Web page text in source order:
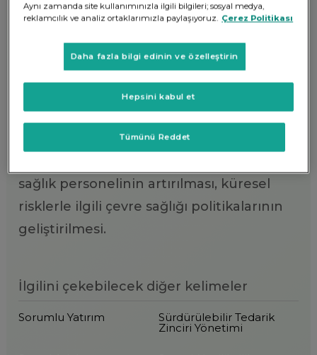
Hedef;2030’a kadar, küresel anne ölüm
oranını her 100.000 doğumda 70’in altına
indirmek.
NASIL?Bulaşıcı olmayan hastalıklarla
mücadelenin güçlendirilmesi, önleyici
sağlık personelinin artırılması, küresel
risklerle ilgili çevre sağlığı politikalarının
geliştirilmesi.
İlgilini çekebilecek diğer kelimeler
Sorumlu Yatırım Sürdürülebilir Tedarik
Zinciri Yönetimi
Aynı zamanda site kullanımınızla ilgili bilgileri; sosyal medya,
reklamcılık ve analiz ortaklarımızla paylaşıyoruz. Çerez Politikası
Daha fazla bilgi edinin ve özelleştirin
Tümünü Reddet
Hepsini kabul et